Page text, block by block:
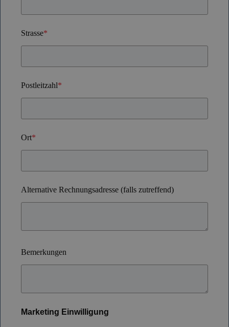
Strasse*
Postleitzahl*
Ort*
Alternative Rechnungsadresse (falls zutreffend)
Bemerkungen
Marketing Einwilligung